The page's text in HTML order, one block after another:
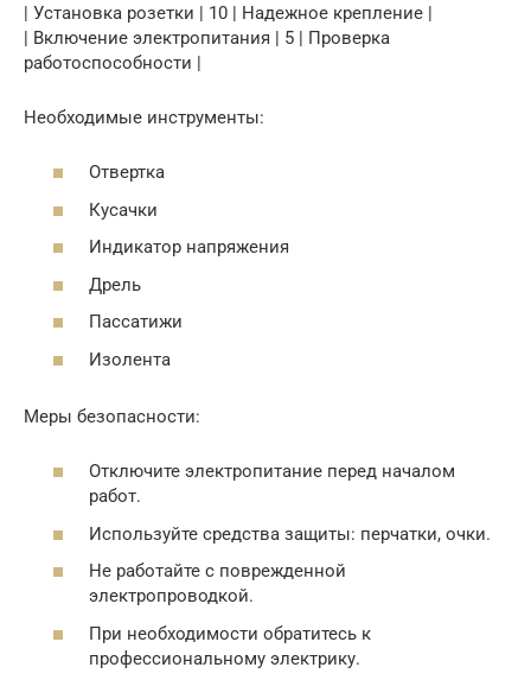
| Установка розетки | 10 | Надежное крепление |
| Включение электропитания | 5 | Проверка
работоспособности |
Необходимые инструменты:
Отвертка
Кусачки
Индикатор напряжения
Дрель
Пассатижи
Изолента
Меры безопасности:
Отключите электропитание перед началом
работ.
Используйте средства защиты: перчатки, очки.
Не работайте с поврежденной
электропроводкой.
При необходимости обратитесь к
профессиональному электрику.